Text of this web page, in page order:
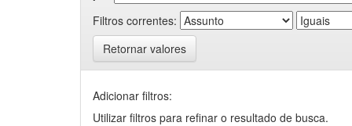
Filtros correntes:
Retornar valores
Adicionar filtros:
Utilizar filtros para refinar o resultado de busca.